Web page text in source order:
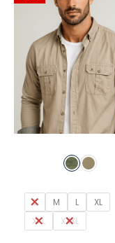
49,95€.
S M L
XL
XXL
XXXL